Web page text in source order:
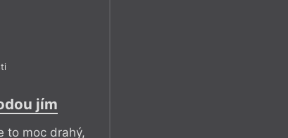
jím
to moc drahý,